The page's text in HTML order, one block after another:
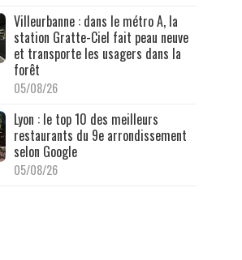
Villeurbanne : dans le métro A, la
station Gratte-Ciel fait peau neuve
et transporte les usagers dans la
forêt
05/08/26
Lyon : le top 10 des meilleurs
restaurants du 9e arrondissement
selon Google
05/08/26